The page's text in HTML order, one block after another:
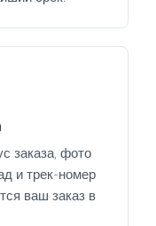
заказа, фото
и трек-номер
ваш заказ в